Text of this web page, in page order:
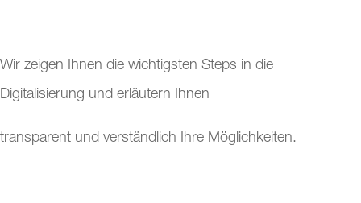
Wir zeigen Ihnen die wichtigsten Steps in die
Digitalisierung und erläutern Ihnen
transparent und verständlich Ihre Möglichkeiten.